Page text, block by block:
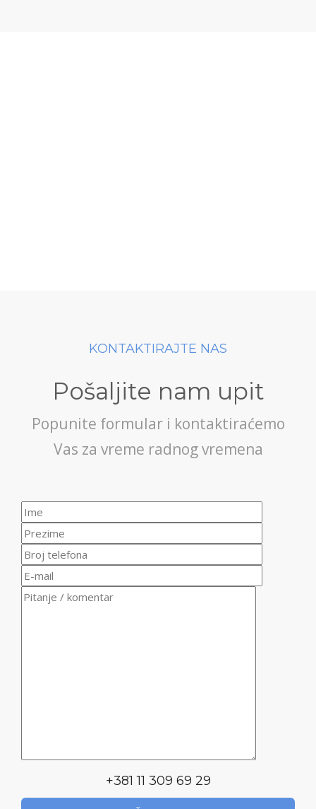
KONTAKTIRAJTE NAS
Pošaljite nam upit
Popunite formular i kontaktiraćemo
Vas za vreme radnog vremena
+381 11 309 69 29